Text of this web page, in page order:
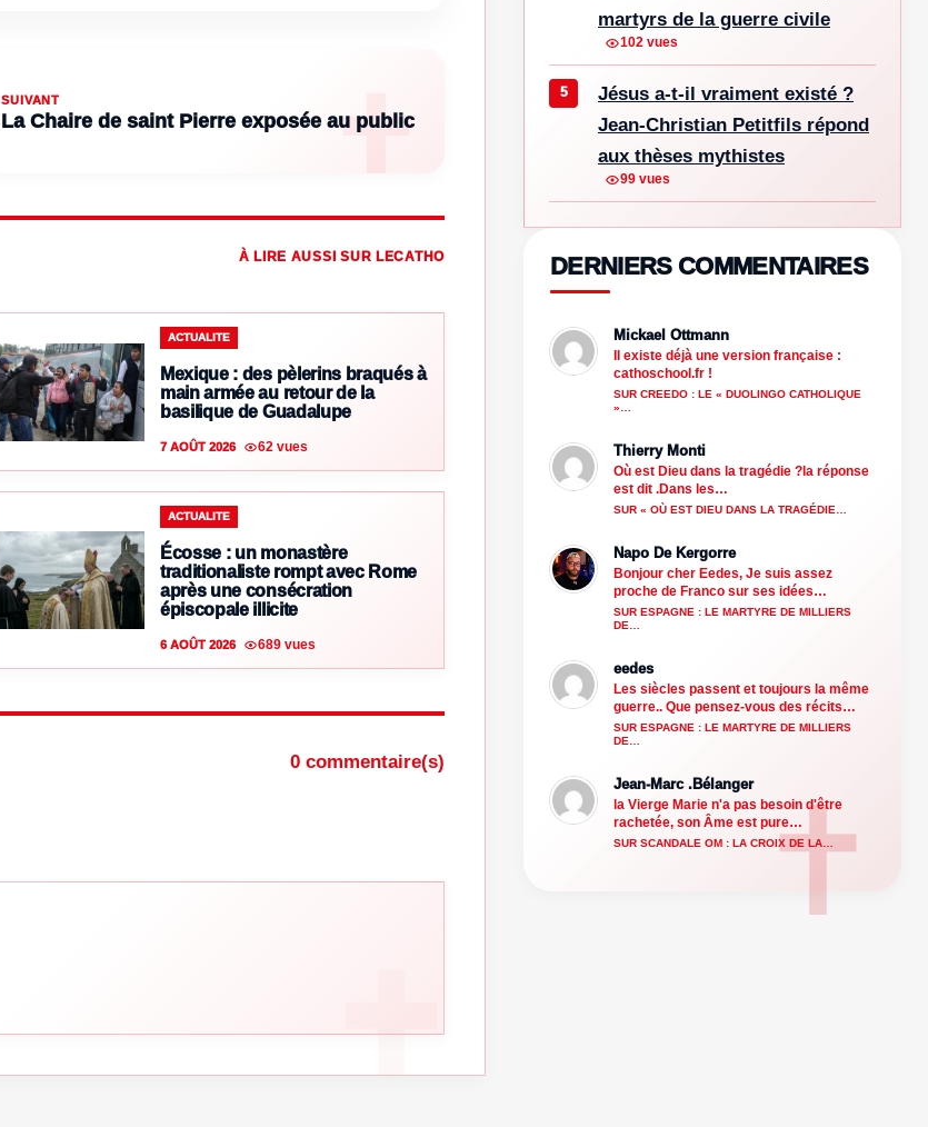
SUIVANT
La Chaire de saint Pierre exposée au public
À LIRE AUSSI SUR LECATHO
ACTUALITE
Mexique : des pèlerins braqués à
main armée au retour de la
basilique de Guadalupe
7 AOÛT 2026 62 vues
ACTUALITE
Écosse : un monastère
traditionaliste rompt avec Rome
après une consécration
épiscopale illicite
6 AOÛT 2026 689 vues
0 commentaire(s)
martyrs de la guerre civile
102 vues
Jésus a-t-il vraiment existé ?
Jean-Christian Petitfils répond
aux thèses mythistes
99 vues
DERNIERS COMMENTAIRES
Mickael Ottmann
Il existe déjà une version française :
cathoschool.fr !
SUR CREEDO : LE « DUOLINGO CATHOLIQUE
»…
Thierry Monti
Où est Dieu dans la tragédie ?la réponse
est dit .Dans les…
SUR « OÙ EST DIEU DANS LA TRAGÉDIE…
Napo De Kergorre
Bonjour cher Eedes, Je suis assez
proche de Franco sur ses idées…
SUR ESPAGNE : LE MARTYRE DE MILLIERS
DE…
eedes
Les siècles passent et toujours la même
guerre.. Que pensez-vous des récits…
SUR ESPAGNE : LE MARTYRE DE MILLIERS
DE…
Jean-Marc .Bélanger
la Vierge Marie n'a pas besoin d'être
rachetée, son Âme est pure…
SUR SCANDALE OM : LA CROIX DE LA…